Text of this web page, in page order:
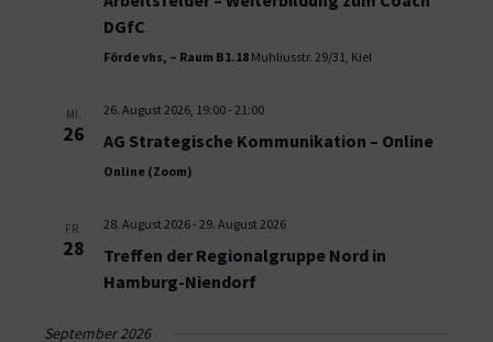
DGfC
Förde vhs, – Raum B1.18 Muhliusstr. 29/31, Kiel
MI.
26
26. August 2026, 19:00- 21:00
AG Strategische Kommunikation – Online
Online (Zoom)
FR.
28
28. August 2026- 29. August 2026
Treffen der Regionalgruppe Nord in
Hamburg-Niendorf
September 2026